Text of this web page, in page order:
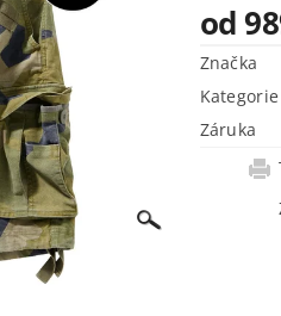
od
Značka
Kategorie
Záruka